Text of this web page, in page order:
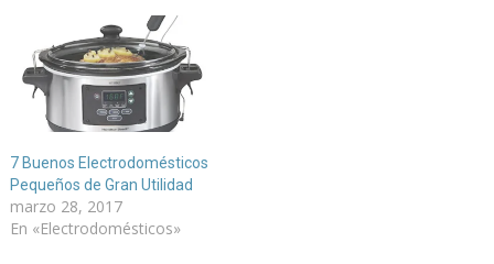
7 Buenos Electrodomésticos
Pequeños de Gran Utilidad
marzo 28, 2017
En «Electrodomésticos»